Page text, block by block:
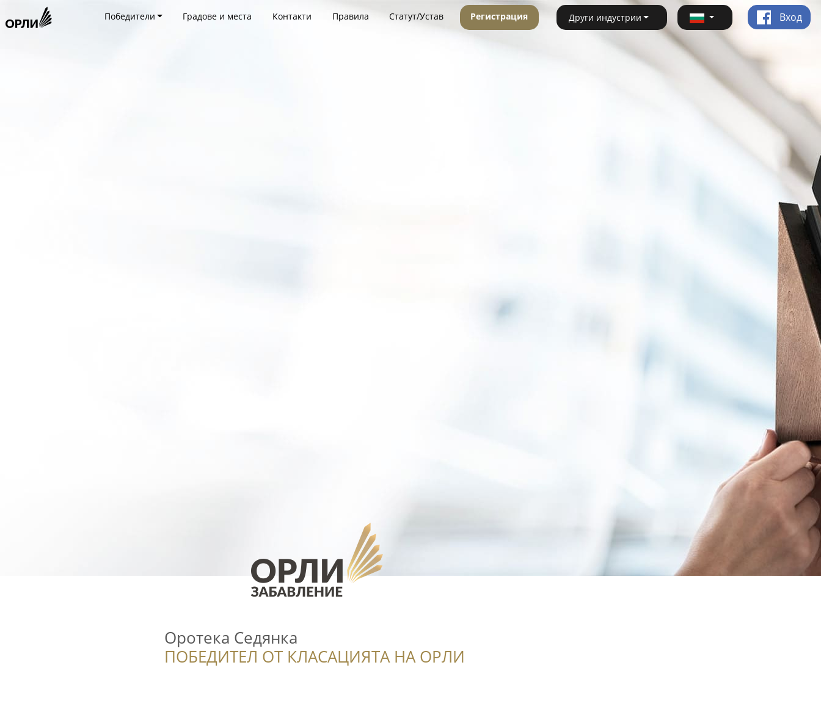
Победители Градове и места Контакти Правила Статут/Устав Регистрация Други индустрии Вход
Оротека Седянка
ПОБЕДИТЕЛ ОТ КЛАСАЦИЯТА НА ОРЛИ